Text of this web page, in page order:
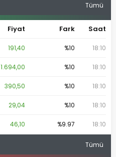
Tümü
Fiyat Fark Saat
191,40 %10 18:10
1.694,00 %10 18:10
390,50 %10 18:10
29,04 %10 18:10
46,10 %9.97 18:10
Tümü